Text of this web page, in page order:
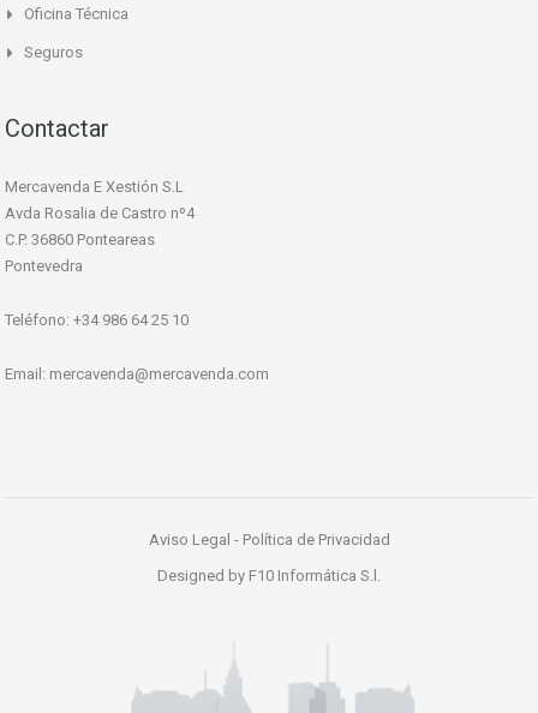
Oficina Técnica
Seguros
Contactar
Mercavenda E Xestión S.L
Avda Rosalia de Castro nº4
C.P. 36860 Ponteareas
Pontevedra
Teléfono: +34 986 64 25 10
Email: mercavenda@mercavenda.com
Aviso Legal - Política de Privacidad
Designed by F10 Informática S.l.